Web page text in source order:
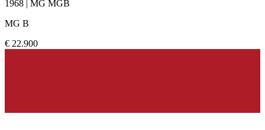
1968 | MG MGB
MG B
€ 22.900